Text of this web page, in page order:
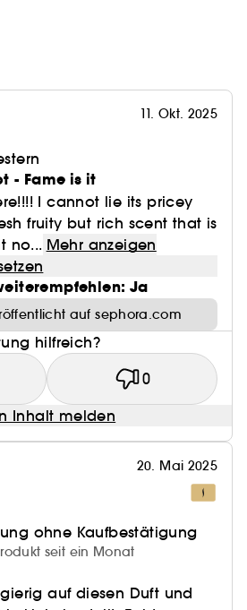
11. Okt. 2025
- Fame is it
I cannot lie its pricey
fruity but rich scent that is
no... Mehr anzeigen
Ja
auf sephora.com
hilfreich?
0
Inhalt melden
20. Mai 2025
ohne Kaufbestätigung
seit ein Monat
auf diesen Duft und